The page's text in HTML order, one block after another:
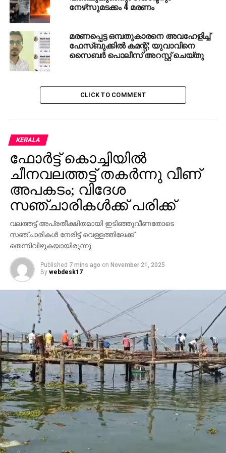
നേഴ്‌സുമടക്കം 4 മരണം
മരണപ്പെട്ട ഒമ്പതുകാരനെ അവഹേളിച്ച്
ഫേസ്ബുക്കില്‍ കമന്റ്; യുവാവിനെ
സൈബര്‍ പൊലീസ് അറസ്റ്റ് ചെയ്തു
CLICK TO COMMENT
KERALA
ഫോര്‍ട്ട് കൊച്ചിയില്‍
ചീനവലത്തട്ട് തകര്‍ന്നു വീണ്
അപകടം; വിദേശ
സഞ്ചാരികള്‍ക്ക് പരിക്ക്
വലത്തട്ട് അപ്രതീക്ഷിതമായി ഇടിഞ്ഞുവീണതോടെ
സഞ്ചാരികള്‍ നേരിട്ട് വെള്ളത്തിലേക്ക്
തെന്നിവീഴുകയായിരുന്നു.
Published 7 mins ago on November 21, 2025
By webdesk17